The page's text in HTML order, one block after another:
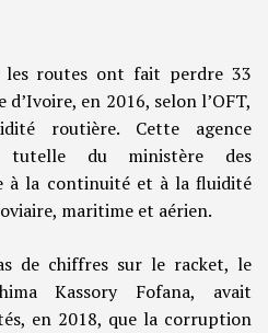
les routes ont fait perdre 33
d’Ivoire, en 2016, selon l’OFT,
routière. Cette agence
tutelle du ministère des
à la continuité et à la fluidité
maritime et aérien.
de chiffres sur le racket, le
Kassory Fofana, avait
en 2018, que la corruption